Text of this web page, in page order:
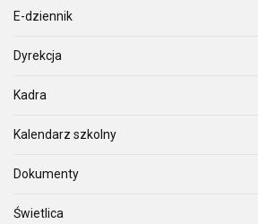
E-dziennik
Dyrekcja
Kadra
Kalendarz szkolny
Dokumenty
Świetlica